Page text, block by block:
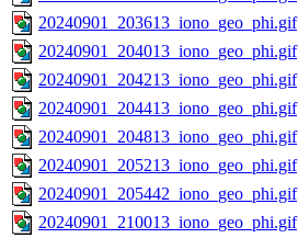
20240901_203613_iono_geo_phi.gif
20240901_204013_iono_geo_phi.gif
20240901_204213_iono_geo_phi.gif
20240901_204413_iono_geo_phi.gif
20240901_204813_iono_geo_phi.gif
20240901_205213_iono_geo_phi.gif
20240901_205442_iono_geo_phi.gif
20240901_210013_iono_geo_phi.gif